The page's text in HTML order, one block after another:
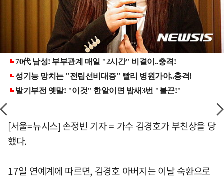
[서울=뉴시스] 손정빈 기자 = 가수 김경호가 부친상을 당
했다.
17일 연예계에 따르면, 김경호 아버지는 이날 숙환으로